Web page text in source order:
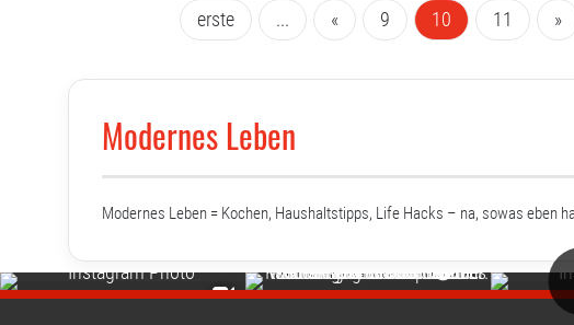
erste ... « 9 10 11 »
Modernes Leben
Modernes Leben = Kochen, Haushaltstipps, Life Hacks – na, sowas eben